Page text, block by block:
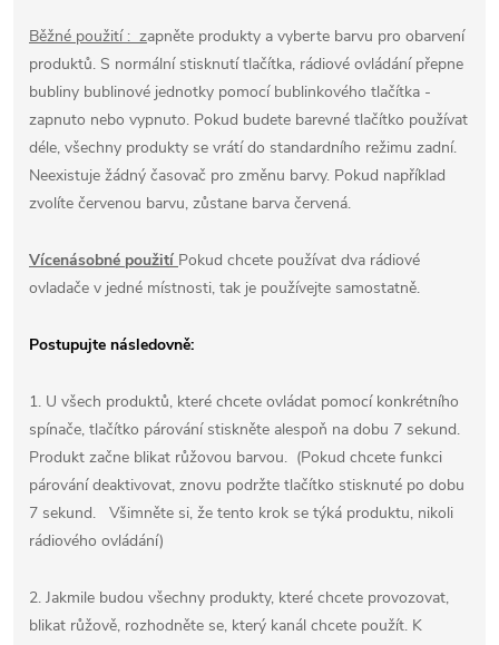
Běžné použití : zapněte produkty a vyberte barvu pro obarvení
produktů. S normální stisknutí tlačítka, rádiové ovládání přepne
bubliny bublinové jednotky pomocí bublinkového tlačítka -
zapnuto nebo vypnuto. Pokud budete barevné tlačítko používat
déle, všechny produkty se vrátí do standardního režimu zadní.
Neexistuje žádný časovač pro změnu barvy. Pokud například
zvolíte červenou barvu, zůstane barva červená.
Vícenásobné použití Pokud chcete používat dva rádiové
ovladače v jedné místnosti, tak je používejte samostatně.
Postupujte následovně:
1. U všech produktů, které chcete ovládat pomocí konkrétního
spínače, tlačítko párování stiskněte alespoň na dobu 7 sekund.
Produkt začne blikat růžovou barvou. (Pokud chcete funkci
párování deaktivovat, znovu podržte tlačítko stisknuté po dobu
7 sekund. Všimněte si, že tento krok se týká produktu, nikoli
rádiového ovládání)
2. Jakmile budou všechny produkty, které chcete provozovat,
blikat růžově, rozhodněte se, který kanál chcete použít. K